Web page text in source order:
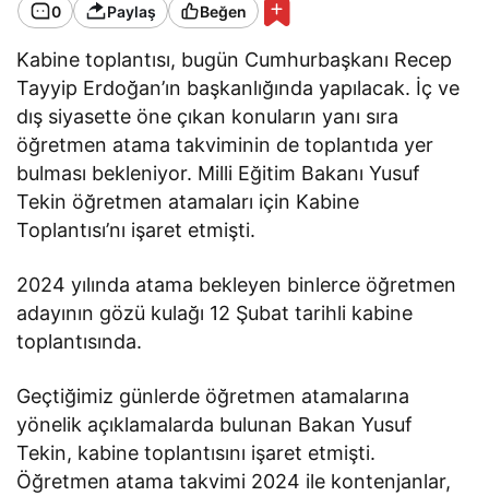
0 Paylaş Beğen
Kabine toplantısı, bugün Cumhurbaşkanı Recep
Tayyip Erdoğan’ın başkanlığında yapılacak. İç ve
dış siyasette öne çıkan konuların yanı sıra
öğretmen atama takviminin de toplantıda yer
bulması bekleniyor. Milli Eğitim Bakanı Yusuf
Tekin öğretmen atamaları için Kabine
Toplantısı’nı işaret etmişti.
2024 yılında atama bekleyen binlerce öğretmen
adayının gözü kulağı 12 Şubat tarihli kabine
toplantısında.
Geçtiğimiz günlerde öğretmen atamalarına
yönelik açıklamalarda bulunan Bakan Yusuf
Tekin, kabine toplantısını işaret etmişti.
Öğretmen atama takvimi 2024 ile kontenjanlar,